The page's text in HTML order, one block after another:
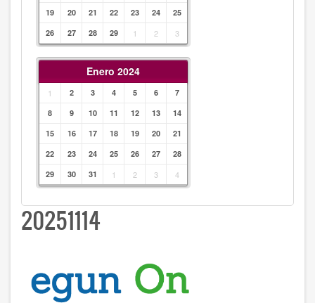
19
20 21 22 23 24
25
26
27 28 29 1 2 3
Enero 2024
1 2 3 4 5 6
7
8
9 10 11 12 13
14
15
16 17 18 19 20
21
22
23 24 25 26 27
28
29
30 31 1 2 3 4
20251114